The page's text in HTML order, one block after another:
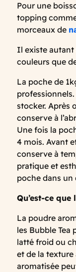
Pour une
topping
morceaux de
Il existe autant
couleurs que
La poche de
stocker. Après
conserve à
Une fois la
4 mois. Avant
conserve à
pratique et
poche dans
Qu’est-ce
La poudre
les Bubble Tea
latté froid ou
et de la
aromatisée